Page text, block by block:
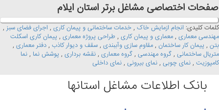
صفحات اختصاصی مشاغل برتر استان ايلام
کلمات کلیدی: انجام ازمایش خاک , خدمات ساختمانی و پیمان کاری , اجرای فضای سبز ,
مهندسی معماری , معماری و پیمان کاری , طراحی پروژه معماری , پیمان کاری اسکلت
بتن , پیمان کار ساختمان , مقاوم سازی وآببندی , سقف و دیوار کاذب , دفتر معماری ,
متریال ساختمانی , گروه مهندسی , گروه معماری , نقشه برداری , پوشش نما , نما
کامپوزیت , نمای چوبی , نمای بیرونی , نمای داخلی
بانک اطلاعات مشاغل استانها